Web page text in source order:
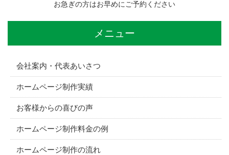
お急ぎの方はお早めにご予約ください
メニュー
会社案内・代表あいさつ
ホームページ制作実績
お客様からの喜びの声
ホームページ制作料金の例
ホームページ制作の流れ